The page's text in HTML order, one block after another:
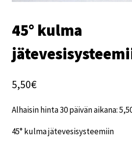
45° kulma
5,50€
Alhaisin hinta 30 päivän aikana:
45° kulma jätevesisysteemiin